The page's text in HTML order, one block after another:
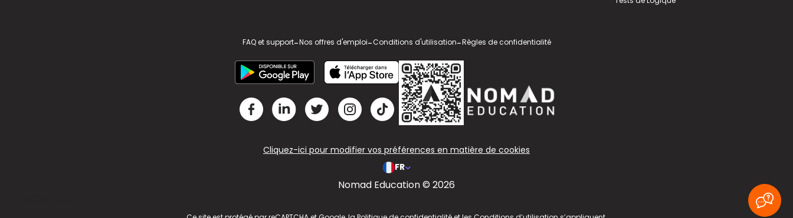
FAQ et support-Nos offres d'emploi-Conditions d'utilisation-Règles de confidentialité
Cliquez-ici pour modifier vos préférences en matière de cookies
FR
Nomad Education © 2026